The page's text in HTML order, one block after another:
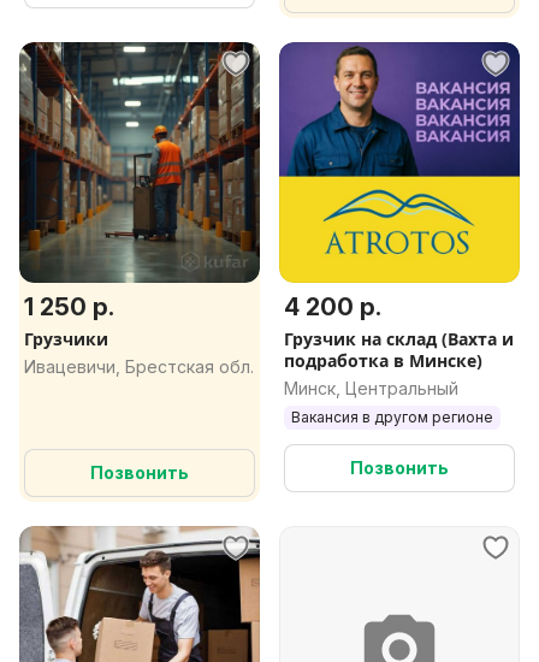
1 250 р.
Грузчики
Ивацевичи, Брестская обл.
Позвонить
4 200 р.
Грузчик на склад (Вахта и
подработка в Минске)
Минск, Центральный
Вакансия в другом регионе
Позвонить